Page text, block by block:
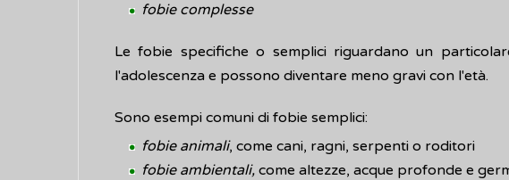
fobie complesse
Le fobie specifiche o semplici riguardano un
l'adolescenza e possono diventare meno gravi con l'età.
Sono esempi comuni di fobie semplici:
fobie animali, come cani, ragni, serpenti o roditori
fobie ambientali, come altezze, acque profonde e